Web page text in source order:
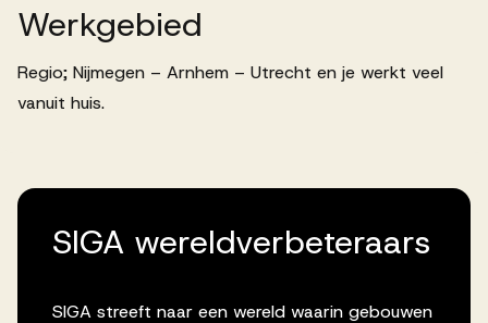
Werkgebied
Regio; Nijmegen – Arnhem – Utrecht en je werkt veel
vanuit huis.
SIGA wereldverbeteraars
SIGA streeft naar een wereld waarin gebouwen